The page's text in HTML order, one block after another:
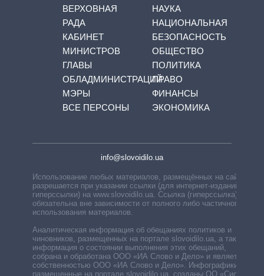
ВЕРХОВНАЯ
РАДА
КАБИНЕТ
МИНИСТРОВ
ГЛАВЫ
ОБЛАДМИНИСТРАЦИЙ
МЭРЫ
ВСЕ ПЕРСОНЫ
НАУКА
НАЦИОНАЛЬНАЯ
БЕЗОПАСНОСТЬ
ОБЩЕСТВО
ПОЛИТИКА
ПРАВО
ФИНАНСЫ
ЭКОНОМИКА
info@slovoidilo.ua
Использование любых материалов, размещённых на сайте,
разрешается при указании ссылки (для интернет-изданий —
гиперссылки) на www.slovoidilo.ua. Ссылка (гиперссылка)
обязательна вне зависимости от полного либо частичного
использования материалов.
Аналитическая информация об обещаниях политиков и
чиновников, размещенных на портале slovoidilo.ua, а также
информация о состоянии выполнения этих обещаний,
собрана и обработана ООО «ИА Слово и Дело» и является
собственностью ООО «ИА Слово и Дело». Инфографики,
размещенные на портале slovoidilo.ua, созданы ОО «Система